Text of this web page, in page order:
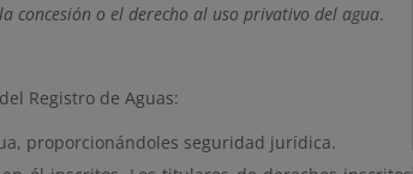
concesión o el derecho al uso privativo del agua.
Registro de Aguas:
proporcionándoles seguridad jurídica.